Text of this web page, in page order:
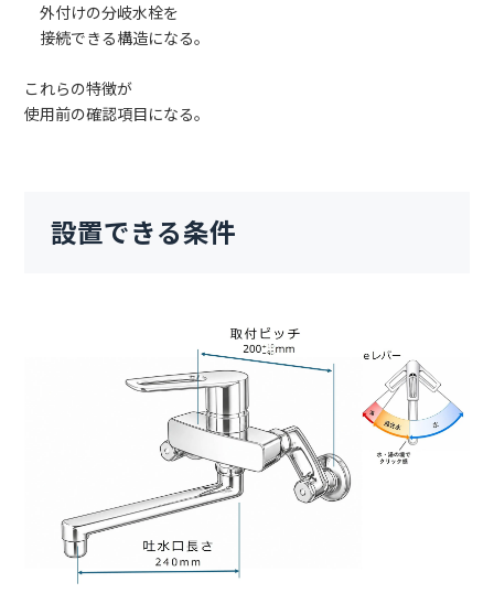
外付けの分岐水栓を
接続できる構造になる。
これらの特徴が
使用前の確認項目になる。
設置できる条件